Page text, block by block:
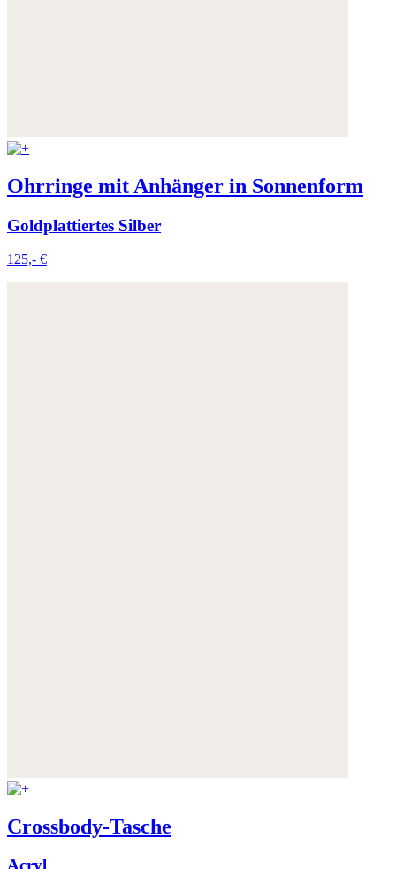
Ohrringe mit Anhänger in Sonnenform
Goldplattiertes Silber
125,- €
Crossbody-Tasche